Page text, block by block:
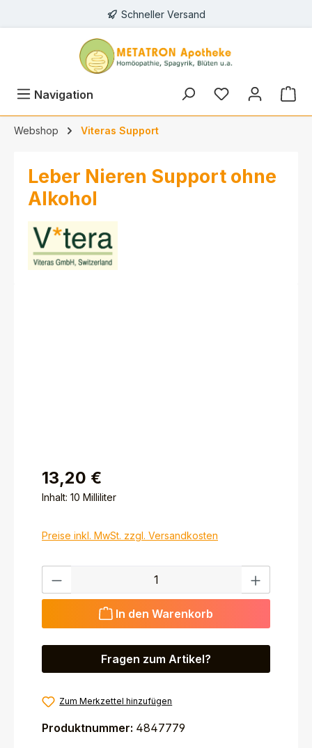
Schneller Versand
Navigation
Webshop Viteras Support
Leber Nieren Support ohne
Alkohol
13,20 €
Inhalt: 10 Milliliter
Preise inkl. MwSt. zzgl. Versandkosten
Produkt Anzahl: Gib den gewünschten Wert ein
In den Warenkorb
Fragen zum Artikel?
Zum Merkzettel hinzufügen
Produktnummer: 4847779